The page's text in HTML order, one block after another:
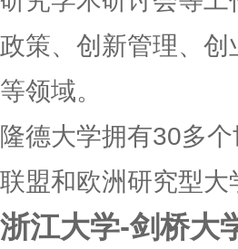
政策、创新管理、
等领域。
隆德大学拥有30多
联盟和欧洲研究型大
浙江大学-剑桥大